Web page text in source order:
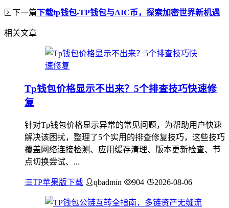
下一篇下载tp钱包-TP钱包与AIC币，探索加密世界新机遇
相关文章
Tp钱包价格显示不出来？5个排查技巧快速修
复
针对Tp钱包价格显示异常的常见问题，为帮助用户快速
解决该困扰，整理了5个实用的排查修复技巧，这些技巧
覆盖网络连接检测、应用缓存清理、版本更新检查、节
点切换尝试、...
TP苹果版下载 qbadmin 904 2026-08-06